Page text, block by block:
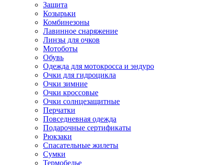
Защита
Козырьки
Комбинезоны
Лавинное снаряжение
Линзы для очков
Мотоботы
Обувь
Одежда для мотокросса и эндуро
Очки для гидроцикла
Очки зимние
Очки кроссовые
Очки солнцезащитные
Перчатки
Повседневная одежда
Подарочные сертификаты
Рюкзаки
Спасательные жилеты
Сумки
Термобелье